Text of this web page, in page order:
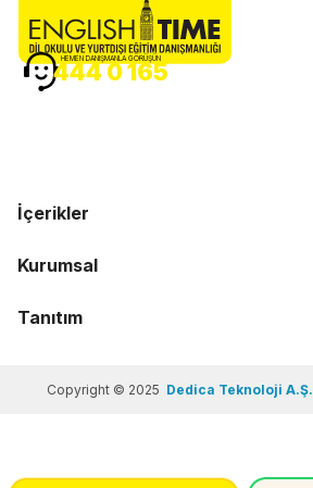
İçerikler
Kurumsal
Tanıtım
HEMEN DANIŞMANLA GÖRÜŞÜN
444 0 165
Copyright © 2025 Dedica Teknoloji A.Ş.